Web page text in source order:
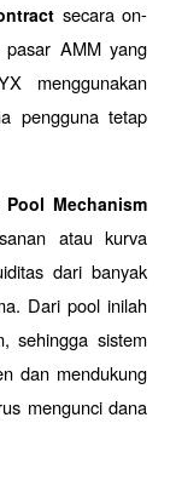
secara on-
AMM yang
menggunakan
pengguna tetap
Pool Mechanism
atau kurva
dari banyak
Dari pool inilah
sehingga sistem
dan mendukung
mengunci dana